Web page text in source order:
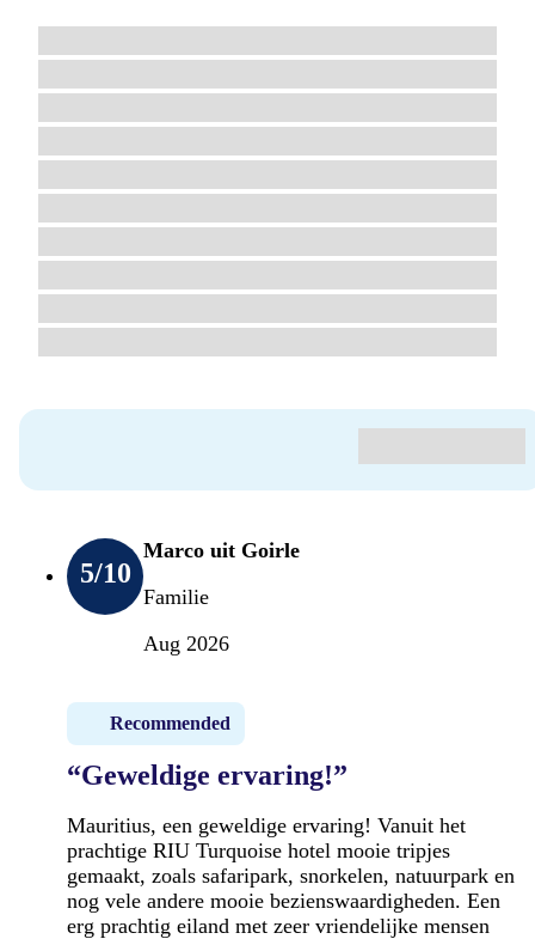
5/10
Marco uit Goirle
Familie
Aug 2026
Recommended
“Geweldige ervaring!”
Mauritius, een geweldige ervaring! Vanuit het
prachtige RIU Turquoise hotel mooie tripjes
gemaakt, zoals safaripark, snorkelen, natuurpark en
nog vele andere mooie bezienswaardigheden. Een
erg prachtig eiland met zeer vriendelijke mensen